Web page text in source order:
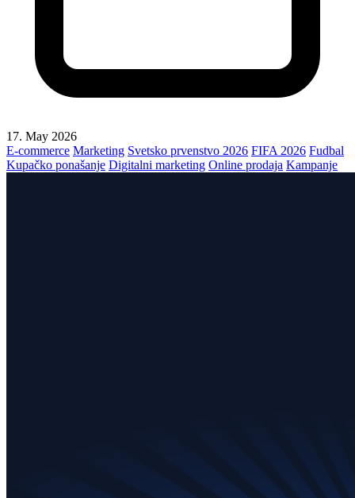
17. May 2026
E-commerce Marketing Svetsko prvenstvo 2026 FIFA 2026 Fudbal
Kupačko ponašanje Digitalni marketing Online prodaja Kampanje